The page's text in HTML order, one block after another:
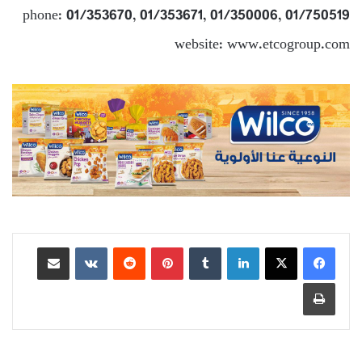
phone: 01/353670, 01/353671, 01/350006, 01/750519
website: www.etcogroup.com
لينكدإن بينتيريست
مشاركة عبر البريد
طباعة